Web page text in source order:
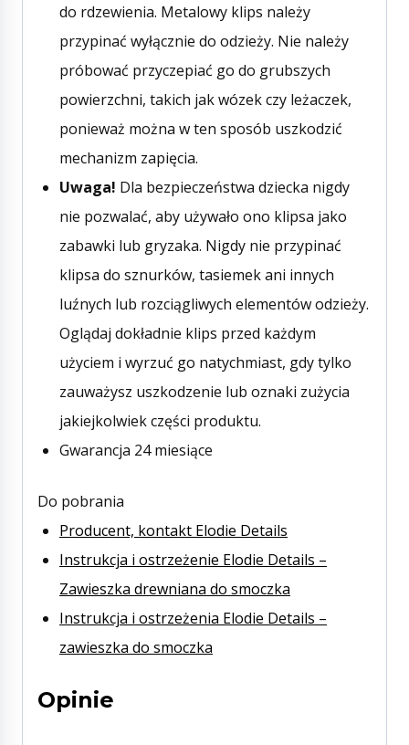
do rdzewienia. Metalowy klips należy
przypinać wyłącznie do odzieży. Nie należy
próbować przyczepiać go do grubszych
powierzchni, takich jak wózek czy leżaczek,
ponieważ można w ten sposób uszkodzić
mechanizm zapięcia.
Uwaga! Dla bezpieczeństwa dziecka nigdy
nie pozwalać, aby używało ono klipsa jako
zabawki lub gryzaka. Nigdy nie przypinać
klipsa do sznurków, tasiemek ani innych
luźnych lub rozciągliwych elementów odzieży.
Oglądaj dokładnie klips przed każdym
użyciem i wyrzuć go natychmiast, gdy tylko
zauważysz uszkodzenie lub oznaki zużycia
jakiejkolwiek części produktu.
Gwarancja 24 miesiące
Do pobrania
Producent, kontakt Elodie Details
Instrukcja i ostrzeżenie Elodie Details –
Zawieszka drewniana do smoczka
Instrukcja i ostrzeżenia Elodie Details –
zawieszka do smoczka
Opinie